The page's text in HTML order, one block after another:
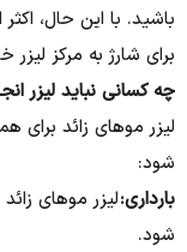
باشید. با این حال،
برای شارژ به مرکز
چه کسانی نباید لیزر
لیزر موهای زائد
شود:
بارداری:لیزر موهای
شود.